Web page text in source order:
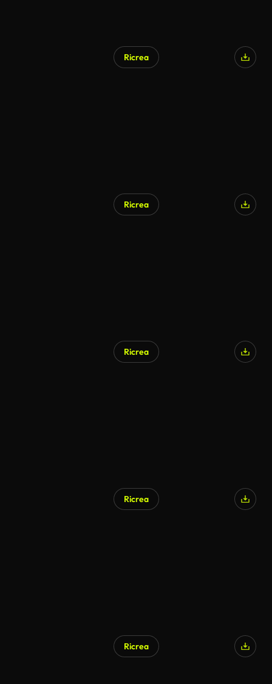
Ricrea
Ricrea
Ricrea
Ricrea
Ricrea